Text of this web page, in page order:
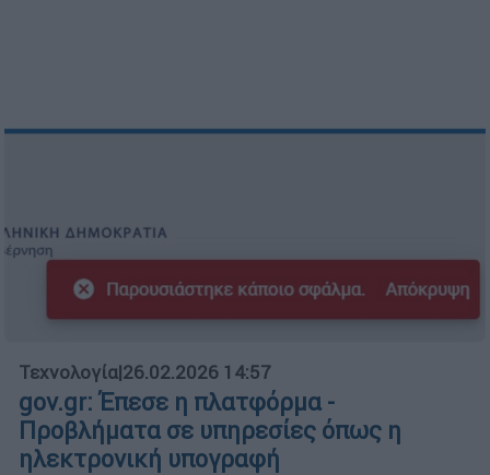
Τεχνολογία|26.02.2026 14:57
gov.gr: Έπεσε η πλατφόρμα -
Προβλήματα σε υπηρεσίες όπως η
ηλεκτρονική υπογραφή